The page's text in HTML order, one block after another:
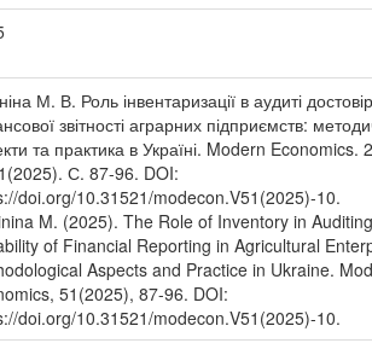
М. В. Роль інвентаризації в аудиті
звітності аграрних підприємств:
та практика в Україні. Modern Economics.
С. 87-96. DOI:
doi.org/10.31521/modecon.V51(2025)-10.
M. (2025). The Role of Inventory in
of Financial Reporting in Agricultural
Aspects and Practice in Ukraine.
51(2025), 87-96. DOI:
doi.org/10.31521/modecon.V51(2025)-10.